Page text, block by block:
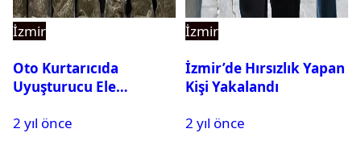
İzmir
Oto Kurtarıcıda
Uyuşturucu Ele
Tutuklandı
2 yıl önce
İzmir
İzmir’de Hırsızlık Yapan
Kişi Yakalandı
2 yıl önce